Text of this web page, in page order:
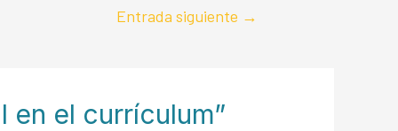
Entrada siguiente →
en el currículum”